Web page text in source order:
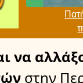
να
στην